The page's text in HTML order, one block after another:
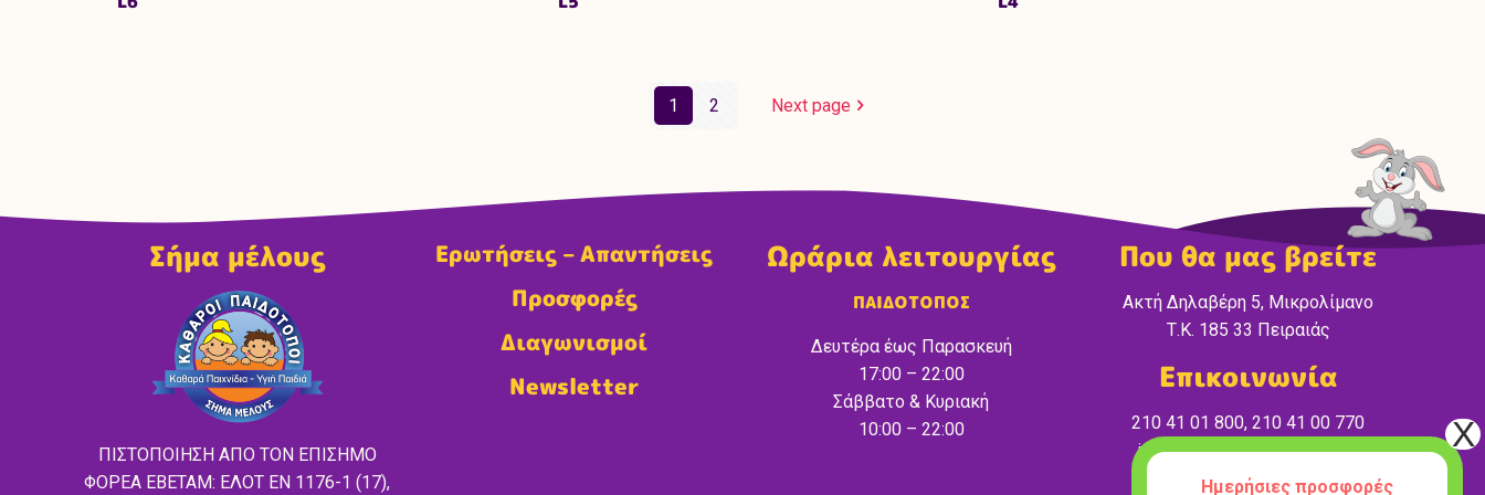
1 2 Next page
Που θα μας βρείτε
Ακτή Δηλαβέρη 5, Μικρολίμανο
Τ.Κ. 185 33 Πειραιάς
Επικοινωνία
210 41 01 800, 210 41 00 770
info@wonderland-peiraias.gr
Ωράρια λειτουργίας
ΠΑΙΔΟΤΟΠΟΣ
Δευτέρα έως Παρασκευή
17:00 – 22:00
Σάββατο & Κυριακή
10:00 – 22:00
Ερωτήσεις – Απαντήσεις
Προσφορές
Διαγωνισμοί
Newsletter
Σήμα μέλους
ΠΙΣΤΟΠΟΙΗΣΗ ΑΠΟ ΤΟΝ ΕΠΙΣΗΜΟ
ΦΟΡΕΑ ΕΒΕΤΑΜ: ΕΛΟΤ EN 1176-1 (17),
Ημερήσιες προσφορές